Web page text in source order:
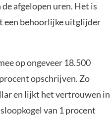
afgelopen uren. Het is
een behoorlijke uitglijder
op ongeveer 18.500
opschrijven. Zo
en lijkt het vertrouwen in
van 1 procent